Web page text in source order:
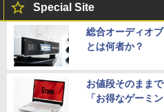
Special Site
総合オーディオ
とは何者か？
お値段そのまま
「お得なゲーミ